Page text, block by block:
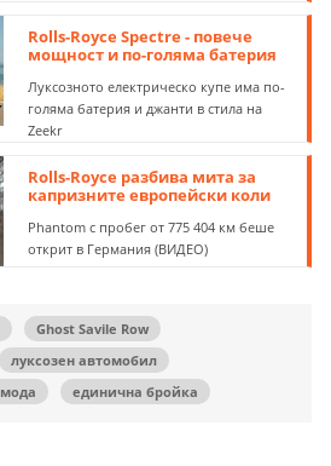
Rolls-Royce Spectre - повече
мощност и по-голяма батерия
Луксозното електрическо купе има по-
голяма батерия и джанти в стила на
Zeekr
Rolls-Royce разбива мита за
капризните европейски коли
Phantom с пробег от 775 404 км беше
открит в Германия (ВИДЕО)
Ghost Savile Row
луксозен автомобил
мода единична бройка